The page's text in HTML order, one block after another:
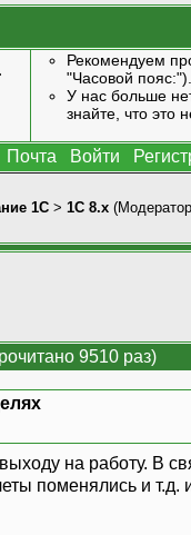
.
Рекомендуем
"Часовой пояс:").
У нас больше
знайте, что это
Почта Войти
1С > 1С 8.x
9510 раз)
на работу. В
поменялись и